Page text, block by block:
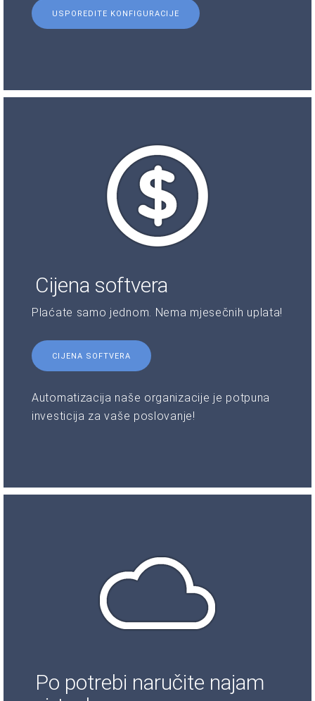
USPOREDITE KONFIGURACIJE
Cijena softvera
Plaćate samo jednom. Nema mjesečnih uplata!
CIJENA SOFTVERA
Automatizacija naše organizacije je potpuna
investicija za vaše poslovanje!
Po potrebi naručite najam